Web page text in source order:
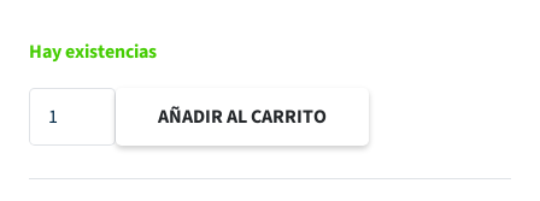
Hay existencias
Chapaz
adhesivas
AÑADIR AL CARRITO